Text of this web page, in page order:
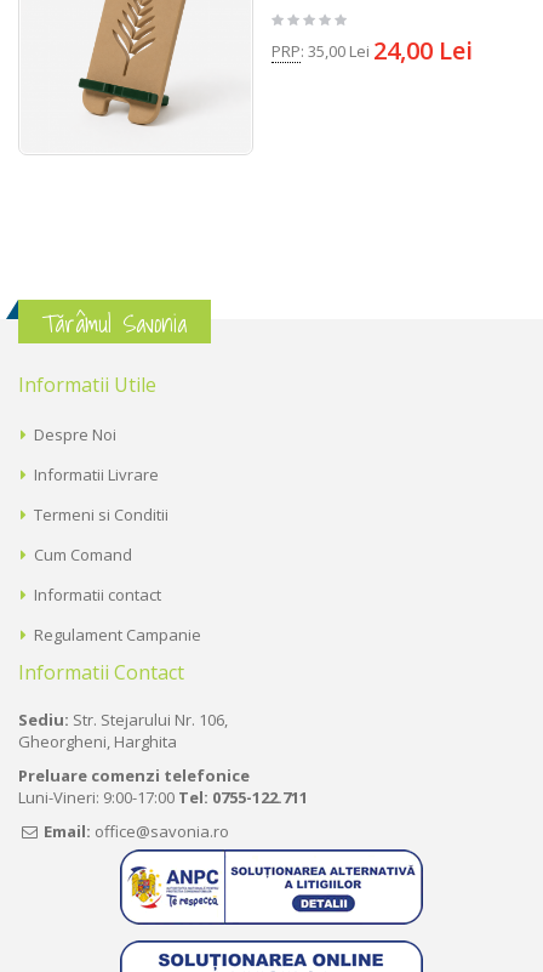
PRP: 35,00 Lei 24,00 Lei
Tărâmul Savonia
Informatii Utile
Despre Noi
Informatii Livrare
Termeni si Conditii
Cum Comand
Informatii contact
Regulament Campanie
Informatii Contact
Sediu: Str. Stejarului Nr. 106,
Gheorgheni, Harghita
Preluare comenzi telefonice
Luni-Vineri: 9:00-17:00 Tel: 0755-122.711
Email: office@savonia.ro